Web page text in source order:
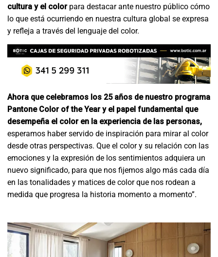
cultura y el colorpara destacar ante nuestro público cómo
lo que está ocurriendo en nuestra cultura global se expresa
y refleja a través del lenguaje del color.
Ahora que celebramos los 25 años de nuestro programa
Pantone Color of the Year y el papel fundamental que
desempeña el color en la experiencia de las personas,
esperamos haber servido de inspiración para mirar al color
desde otras perspectivas. Que el color y su relación con las
emociones y la expresión de los sentimientos adquiera un
nuevo significado, para que nos fijemos algo más cada día
en las tonalidades y matices de color que nos rodean a
medida que progresa la historia momento a momento”.